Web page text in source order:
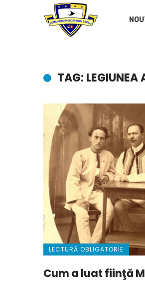
TAG: LEGIUNEA
LECTURĂ OBLIGATORIE
Cum a luat fiinţă